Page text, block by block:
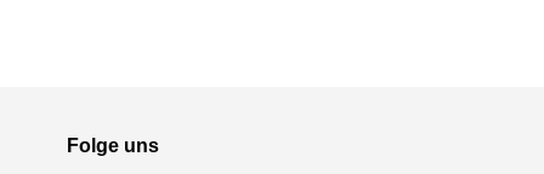
Folge uns